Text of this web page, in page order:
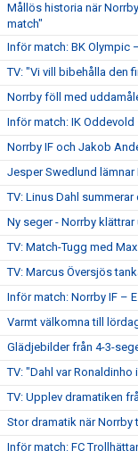
Mållös historia när
match"
Inför match: BK Olympic
TV: "Vi vill bibehålla den
Norrby föll med
Inför match: IK Oddevold
Norrby IF och Jakob
Jesper Swedlund
TV: Linus Dahl
Ny seger - Norrby
TV: Match-Tugg med
TV: Marcus Översjös
Inför match: Norrby IF –
Varmt välkomna till
Glädjebilder från 4-3-
TV: "Dahl var Ronaldinho
TV: Upplev dramatiken
Stor dramatik när Norrby
Inför match: FC